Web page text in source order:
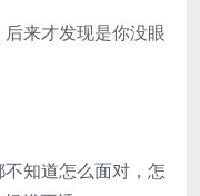
来才发现是你没眼
知道怎么面对，怎